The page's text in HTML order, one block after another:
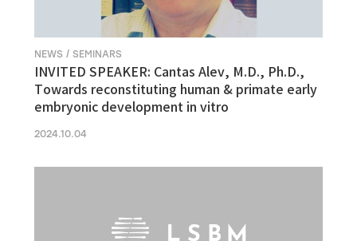
NEWS / SEMINARS
INVITED SPEAKER: Cantas Alev, M.D., Ph.D.,
Towards reconstituting human & primate early
embryonic development in vitro
2024.10.04